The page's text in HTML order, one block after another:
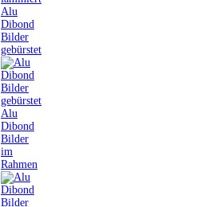
Alu
Dibond
Bilder
gebürstet
Alu
Dibond
Bilder
im
Rahmen